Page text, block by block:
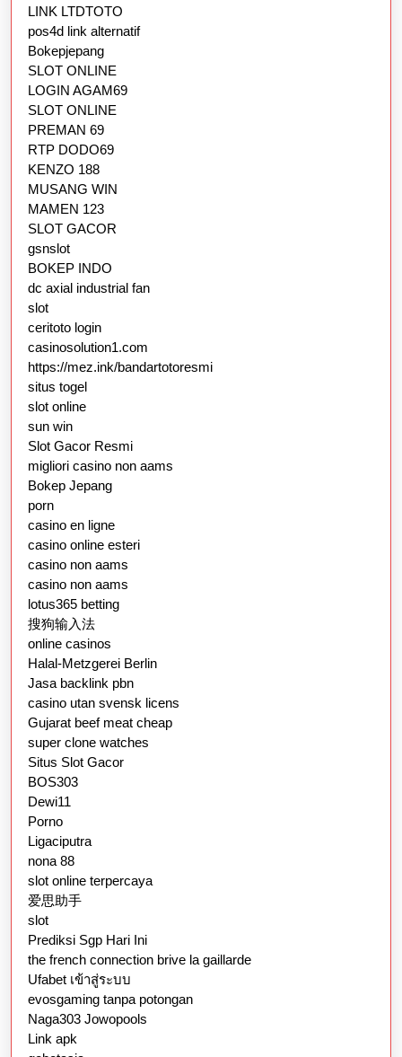
LINK LTDTOTO
pos4d link alternatif
Bokepjepang
SLOT ONLINE
LOGIN AGAM69
SLOT ONLINE
PREMAN 69
RTP DODO69
KENZO 188
MUSANG WIN
MAMEN 123
SLOT GACOR
gsnslot
BOKEP INDO
dc axial industrial fan
slot
ceritoto login
casinosolution1.com
https://mez.ink/bandartotoresmi
situs togel
slot online
sun win
Slot Gacor Resmi
migliori casino non aams
Bokep Jepang
porn
casino en ligne
casino online esteri
casino non aams
casino non aams
lotus365 betting
搜狗输入法
online casinos
Halal-Metzgerei Berlin
Jasa backlink pbn
casino utan svensk licens
Gujarat beef meat cheap
super clone watches
Situs Slot Gacor
BOS303
Dewi11
Porno
Ligaciputra
nona 88
slot online terpercaya
爱思助手
slot
Prediksi Sgp Hari Ini
the french connection brive la gaillarde
Ufabet เข้าสู่ระบบ
evosgaming tanpa potongan
Naga303 Jowopools
Link apk